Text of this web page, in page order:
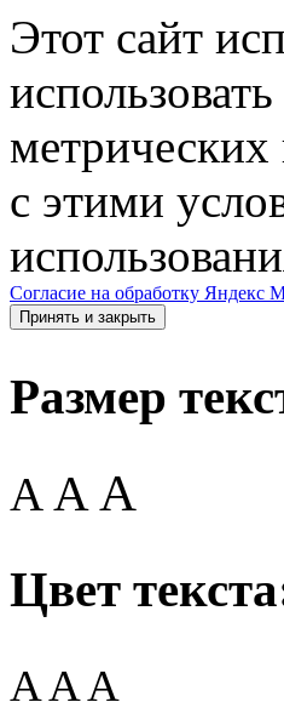
Этот сайт
с этими
Согласие на обработку Яндекс
Принять и закрыть
Размер
A AA
Цвет
AAA